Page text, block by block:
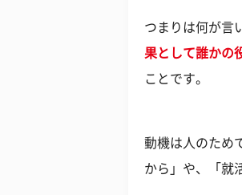
つまりは何が言
果として誰かの
ことです。
動機は人のため
から」や、「就